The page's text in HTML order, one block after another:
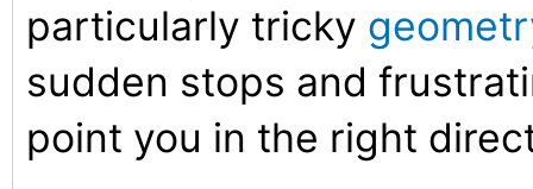
particularly tricky
sudden stops and
point you in the right